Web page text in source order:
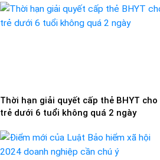
Thời hạn giải quyết cấp thẻ BHYT cho
trẻ dưới 6 tuổi không quá 2 ngày